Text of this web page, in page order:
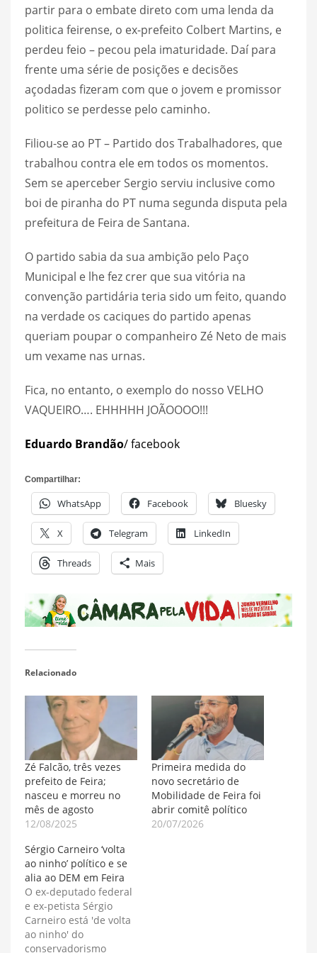
partir para o embate direto com uma lenda da
politica feirense, o ex-prefeito Colbert Martins, e
perdeu feio – pecou pela imaturidade. Daí para
frente uma série de posições e decisões
açodadas fizeram com que o jovem e promissor
politico se perdesse pelo caminho.
Filiou-se ao PT – Partido dos Trabalhadores, que
trabalhou contra ele em todos os momentos.
Sem se aperceber Sergio serviu inclusive como
boi de piranha do PT numa segunda disputa pela
prefeitura de Feira de Santana.
O partido sabia da sua ambição pelo Paço
Municipal e lhe fez crer que sua vitória na
convenção partidária teria sido um feito, quando
na verdade os caciques do partido apenas
queriam poupar o companheiro Zé Neto de mais
um vexame nas urnas.
Fica, no entanto, o exemplo do nosso VELHO
VAQUEIRO…. EHHHHH JOÃOOOO!!!
Eduardo Brandão/ facebook
Compartilhar:
WhatsApp Facebook Bluesky
X Telegram LinkedIn
Threads Mais
Relacionado
Zé Falcão, três vezes
prefeito de Feira;
nasceu e morreu no
mês de agosto
12/08/2025
Primeira medida do
novo secretário de
Mobilidade de Feira foi
abrir comitê político
20/07/2026
Sérgio Carneiro ‘volta
ao ninho’ político e se
alia ao DEM em Feira
O ex-deputado federal
e ex-petista Sérgio
Carneiro está 'de volta
ao ninho' do
conservadorismo